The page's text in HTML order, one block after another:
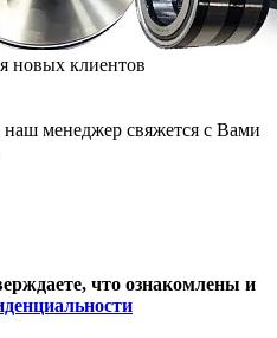
новых клиентов
наш менеджер свяжется с Вами
что ознакомлены и